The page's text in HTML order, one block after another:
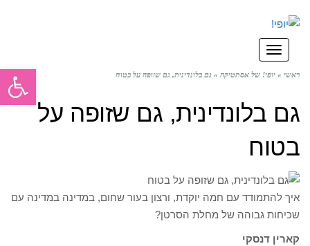
תפריט
ראשי » יופי! של אסתטיקה » גם בלונדינית, גם שזופה על בטוח
גם בלונדינית, גם שזופה על
בטוח
איך להתמודד עם חמה יוקדת, ורצון בעור שחום, במדינה במדינה עם
שכיחות גבוהה של מחלת הסרטן?
קארין דנסקי
פתח